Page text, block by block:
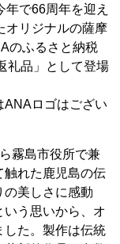
で66周年を迎え
オリジナルの薩摩
のふるさと納税
礼品」として登場
ロゴはござい
霧島市役所で兼
触れた鹿児島の伝
の美しさに感動
いう思いから、オ
した。製作は伝統